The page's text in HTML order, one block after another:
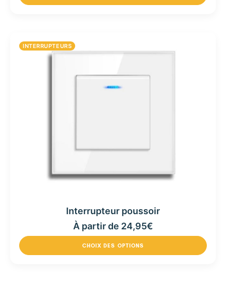
INTERRUPTEURS
Interrupteur poussoir
À partir de 24,95€
CHOIX DES OPTIONS